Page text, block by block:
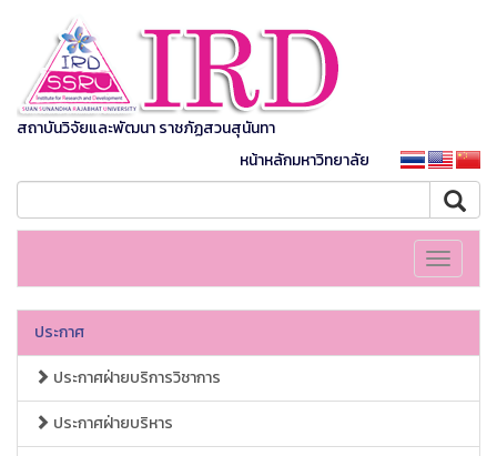
สถาบันวิจัยและพัฒนา ราชภัฏสวนสุนันทา
หน้าหลักมหาวิทยาลัย
Toggle
ประกาศ
ประกาศฝ่ายบริการวิชาการ
ประกาศฝ่ายบริหาร